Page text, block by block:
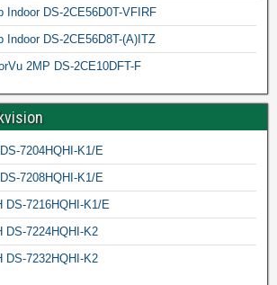
Indoor DS-2CE56D0T-VFIRF
Indoor DS-2CE56D8T-(A)ITZ
2MP DS-2CE10DFT-F
7204HQHI-K1/E
7208HQHI-K1/E
DS-7216HQHI-K1/E
DS-7224HQHI-K2
DS-7232HQHI-K2